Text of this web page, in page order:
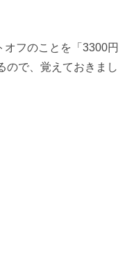
フのことを「3300円
ので、覚えておきまし